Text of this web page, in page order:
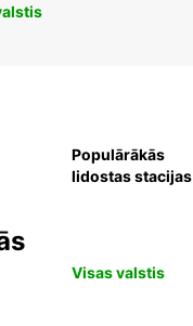
Populārākās
lidostas stacijas
Visas valstis